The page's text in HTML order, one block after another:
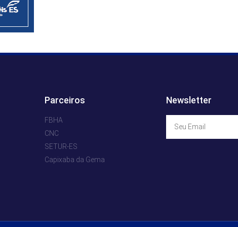
Parceiros
FBHA
CNC
SETUR-ES
Capixaba da Gema
Newsletter